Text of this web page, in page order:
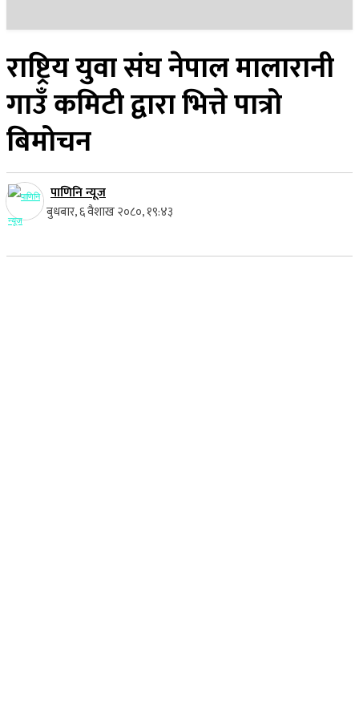
राष्ट्रिय युवा संघ नेपाल मालारानी
गाउँ कमिटी द्वारा भित्ते पात्रो
बिमोचन
पाणिनि न्यूज
बुधबार, ६ वैशाख २०८०, १९:४३